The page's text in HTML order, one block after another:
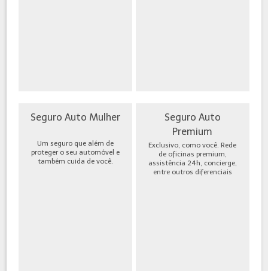
Seguro Auto Mulher
Um seguro que além de
proteger o seu automóvel e
também cuida de você.
Seguro Auto
Premium
Exclusivo, como você. Rede
de oficinas premium,
assistência 24h, concierge,
entre outros diferenciais